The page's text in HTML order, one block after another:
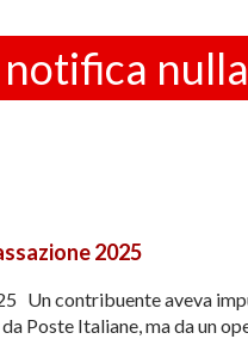
nulla
2025
Un contribuente aveva
Poste Italiane, ma da un